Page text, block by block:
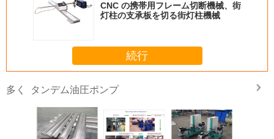
CNC の携帯用フレーム切断機械、街
灯柱の支承板を切る街灯柱機械
続行
多く タンデム油圧ポンプ